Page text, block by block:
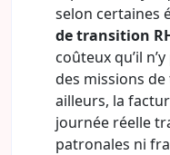
selon certaines
de transition
coûteux qu’il
des missions
ailleurs, la
journée réelle
patronales ni